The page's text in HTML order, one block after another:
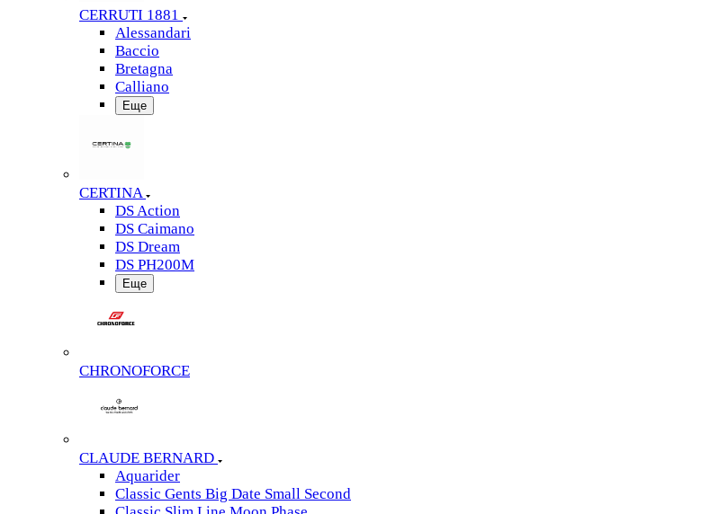
CERRUTI 1881
Alessandari
Baccio
Bretagna
Calliano
Еще
CERTINA
DS Action
DS Caimano
DS Dream
DS PH200M
Еще
CHRONOFORCE
CLAUDE BERNARD
Aquarider
Classic Gents Big Date Small Second